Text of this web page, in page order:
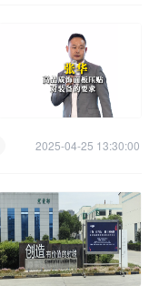
2025-04-25 13:30:00